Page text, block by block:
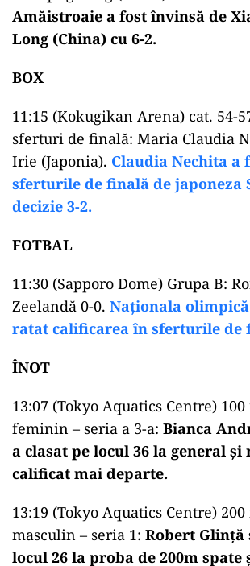
Amăistroaie a fost învinsă de
Long (China) cu 6-2.
BOX
11:15 (Kokugikan Arena) cat. 54-
sferturi de finală: Maria Claudia
Irie (Japonia). Claudia Nechita a
sferturile de finală de japoneza
decizie 3-2.
FOTBAL
11:30 (Sapporo Dome) Grupa B:
Zeelandă 0-0. Naționala
ratat calificarea în sferturile de
ÎNOT
13:07 (Tokyo Aquatics Centre)
feminin – seria a 3-a: Bianca
a clasat pe locul 36 la general și
calificat mai departe.
13:19 (Tokyo Aquatics Centre) 200
masculin – seria 1: Robert Glinţă
locul 26 la proba de 200m spate